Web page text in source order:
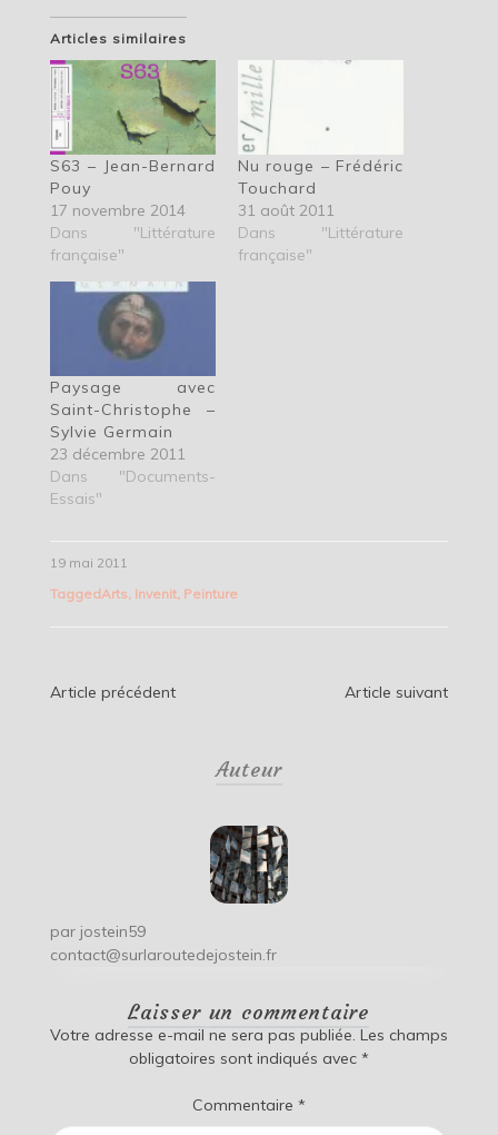
Articles similaires
S63 – Jean-Bernard
Pouy
17 novembre 2014
Dans "Littérature
française"
Nu rouge – Frédéric
Touchard
31 août 2011
Dans "Littérature
française"
Paysage avec
Saint-Christophe –
Sylvie Germain
23 décembre 2011
Dans "Documents-
Essais"
19 mai 2011
TaggedArts, Invenit, Peinture
Navigation
Article précédent Article suivant
Auteur
par jostein59
contact@surlaroutedejostein.fr
Laisser un commentaire
Votre adresse e-mail ne sera pas publiée. Les champs
obligatoires sont indiqués avec *
Commentaire *